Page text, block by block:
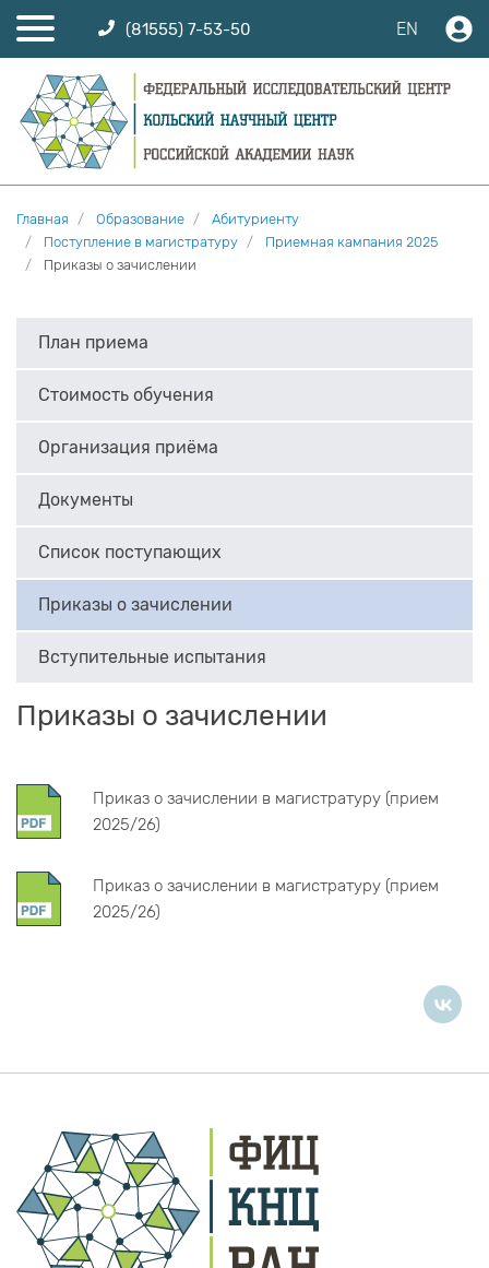
(81555) 7-53-50 EN
Главная Образование
Абитуриенту
Поступление в магистратуру
Приемная кампания 2025
Приказы о зачислении
План приема
Стоимость обучения
Организация приёма
Документы
Список поступающих
Приказы о зачислении
Вступительные испытания
Приказы о зачислении
Приказ о зачислении в магистратуру (прием
2025/26)
Приказ о зачислении в магистратуру (прием
2025/26)